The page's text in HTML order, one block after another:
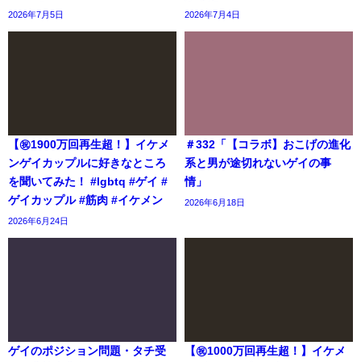
2026年7月5日 2026年7月4日
【㊗️1900万回再生超！】イケメ
ンゲイカップルに好きなところ
を聞いてみた！ #lgbtq #ゲイ #
ゲイカップル #筋肉 #イケメン
2026年6月24日
＃332「【コラボ】おこげの進化
系と男が途切れないゲイの事
情」
2026年6月18日
ゲイのポジション問題・タチ受
【㊗️1000万回再生超！】イケメ